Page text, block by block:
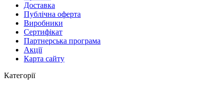
Доставка
Публічна оферта
Виробники
Сертифікат
Партнерська програма
Акції
Карта сайту
Категорії